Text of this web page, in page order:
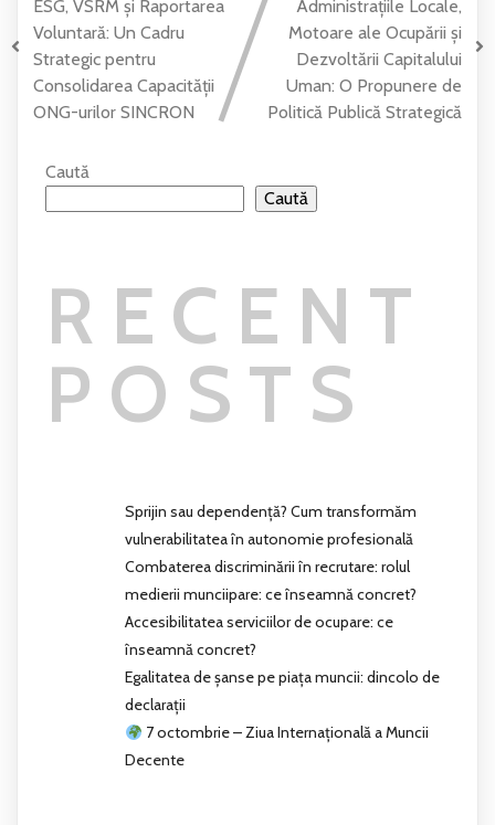
ESG, VSRM și Raportarea
Voluntară: Un Cadru
Strategic pentru
Consolidarea Capacității
ONG-urilor SINCRON
Administrațiile Locale,
Motoare ale Ocupării și
Dezvoltării Capitalului
Uman: O Propunere de
Politică Publică Strategică
Caută
Caută
RECENT
POSTS
Sprijin sau dependență? Cum transformăm
vulnerabilitatea în autonomie profesională
Combaterea discriminării în recrutare: rolul
medierii munciipare: ce înseamnă concret?
Accesibilitatea serviciilor de ocupare: ce
înseamnă concret?
Egalitatea de șanse pe piața muncii: dincolo de
declarații
7 octombrie – Ziua Internațională a Muncii
Decente